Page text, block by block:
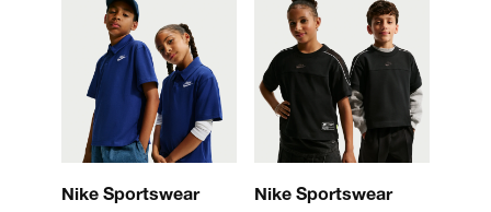
Nike Sportswear
Nike Sportswear